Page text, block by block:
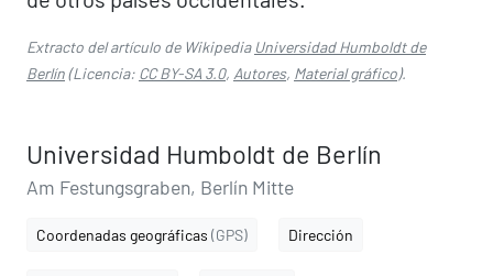
Extracto del artículo de Wikipedia Universidad Humboldt de
Berlín(Licencia: CC BY-SA 3.0, Autores, Material gráfico).
Universidad Humboldt de Berlín
Am Festungsgraben, Berlín Mitte
Coordenadas geográficas (GPS) Dirección